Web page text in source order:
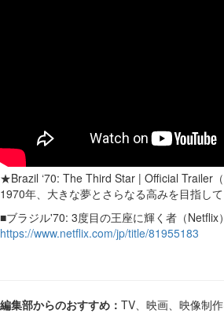
★Brazil ‘70: The Third Star | Official Trailer（
1970年、大きな夢とさらなる高みを目指し
■ブラジル'70: 3度目の王座に輝く者（Netflix）
https://www.netflix.com/jp/title/81955183
編集部からのおすすめ： TV、映画、映像制